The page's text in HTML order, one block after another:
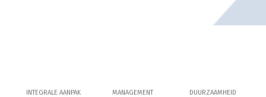
INTEGRALE AANPAK MANAGEMENT DUURZAAMHEID